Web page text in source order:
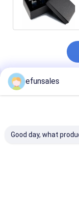
Empfohlene
efunsales
Good day, what